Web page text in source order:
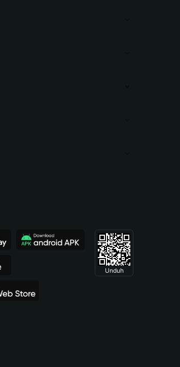
Unduh